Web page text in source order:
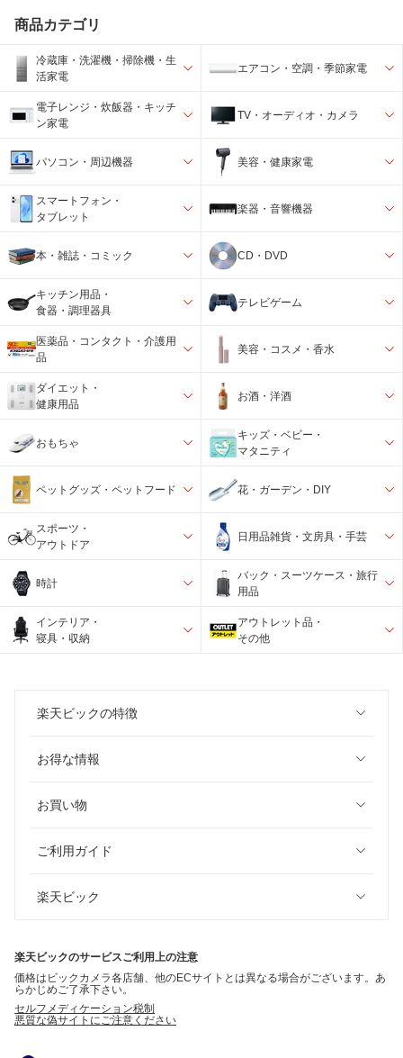
商品カテゴリ
冷蔵庫・洗濯機・掃除機・生
活家電
エアコン・空調・季節家電
電子レンジ・炊飯器・キッチ
ン家電
TV・オーディオ・カメラ
パソコン・周辺機器 美容・健康家電
スマートフォン・
タブレット
楽器・音響機器
本・雑誌・コミック CD・DVD
キッチン用品・
食器・調理器具
テレビゲーム
医薬品・コンタクト・介護用
品
美容・コスメ・香水
ダイエット・
健康用品
お酒・洋酒
おもちゃ
キッズ・ベビー・
マタニティ
ペットグッズ・ペットフード 花・ガーデン・DIY
スポーツ・
アウトドア
日用品雑貨・文房具・手芸
時計
バック・スーツケース・旅行
用品
インテリア・
寝具・収納
アウトレット品・
その他
楽天ビックの特徴
お得な情報
お買い物
ご利用ガイド
楽天ビック
楽天ビックのサービスご利用上の注意
価格はビックカメラ各店舗、他のECサイトとは異なる場合がございます。あ
らかじめご了承下さい。
セルフメディケーション税制
悪質な偽サイトにご注意ください